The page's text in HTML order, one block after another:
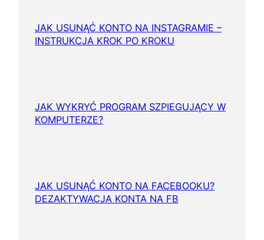
JAK USUNĄĆ KONTO NA INSTAGRAMIE –
INSTRUKCJA KROK PO KROKU
JAK WYKRYĆ PROGRAM SZPIEGUJĄCY W
KOMPUTERZE?
JAK USUNĄĆ KONTO NA FACEBOOKU?
DEZAKTYWACJA KONTA NA FB